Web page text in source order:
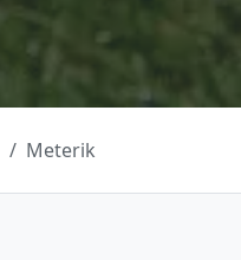
Meterik